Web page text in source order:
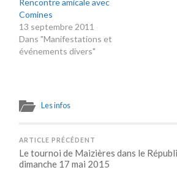
Rencontre amicale avec
Comines
13 septembre 2011
Dans "Manifestations et
événements divers"
Les infos
ARTICLE PRÉCÉDENT
Le tournoi de Maizières dans le
dimanche 17 mai 2015